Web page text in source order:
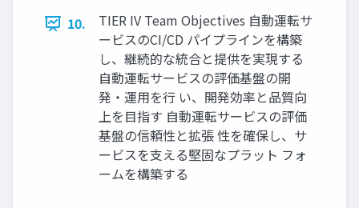
10.
TIER IV Team Objectives 自動運転サ
ービスのCI/CD パイプラインを構築
し、継続的な統合と提供を実現する
自動運転サービスの評価基盤の開
発・運用を行 い、開発効率と品質向
上を目指す 自動運転サービスの評価
基盤の信頼性と拡張 性を確保し、サ
ービスを支える堅固なプラット フォ
ームを構築する